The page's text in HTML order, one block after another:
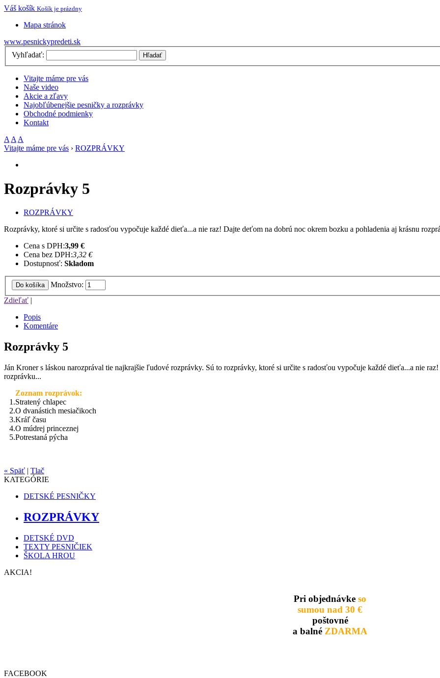
Váš košík Košík je prázdny
Mapa stránok
www.pesnickypredeti.sk
Vyhľadať:
Hľadať
Vitajte máme pre vás
Naše video
Akcie a zľavy
Najobľúbenejšie pesničky a rozprávky
Obchodné podmienky
Kontakt
A A A
Vitajte máme pre vás › ROZPRÁVKY
Rozprávky 5
ROZPRÁVKY
Rozprávky, ktoré si určite s radosťou vypočuje každé dieťa...a nie raz! Dajte deťom na dobrú noc okrem bozku a pohladenia aj krásnu
Cena s DPH:3,99 €
Cena bez DPH:3,32 €
Dostupnosť: Skladom
Do košíka
Množstvo:
Zdieľať |
Popis
Komentáre
Rozprávky 5
Ján Kroner s láskou narozprával tie najkrajšie ľudové rozprávky. Sú to rozprávky, ktoré si určite s radosťou vypočuje každé dieťa...a nie
rozprávku...
Zoznam rozprávok:
1.Stratený chlapec
2.O dvanástich mesiačikoch
3.Kráľ času
4.O múdrej princeznej
5.Potrestaná pýcha
« Späť | Tlač
KATEGÓRIE
DETSKÉ PESNIČKY
ROZPRÁVKY
DETSKÉ DVD
TEXTY PESNIČIEK
ŠKOLA HROU
AKCIA!
Pri objednávke so
sumou nad 30 €
poštovné
a balné ZDARMA
FACEBOOK